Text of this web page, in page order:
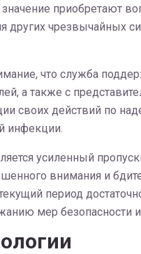
приобретают
чрезвычайных
что служба
а также с
своих действий по
инфекции.
усиленный
внимания и
период
мер безопасности